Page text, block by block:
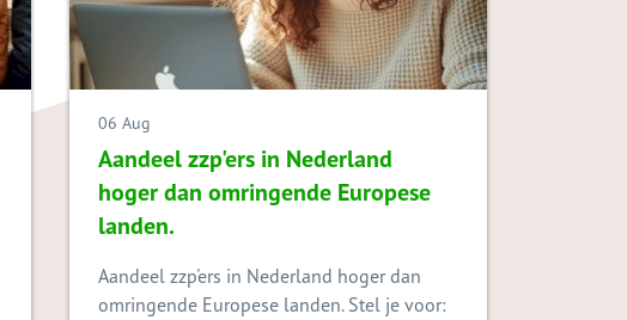
06 Aug
Aandeel zzp'ers in Nederland
hoger dan omringende Europese
landen.
Aandeel zzp'ers in Nederland hoger dan
omringende Europese landen. Stel je voor: